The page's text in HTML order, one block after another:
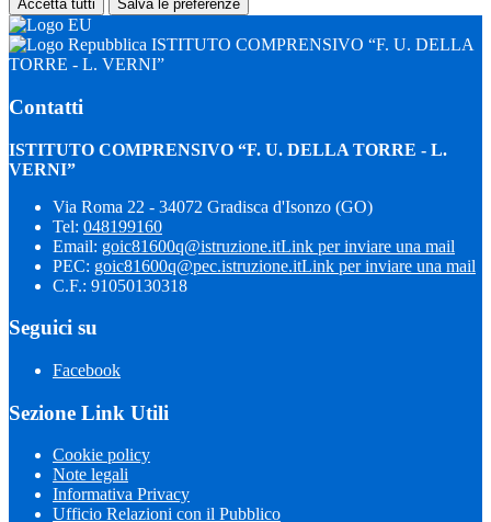
Accetta tutti Salva le preferenze
ISTITUTO COMPRENSIVO “F. U. DELLA
TORRE - L. VERNI”
Contatti
ISTITUTO COMPRENSIVO “F. U. DELLA TORRE - L.
VERNI”
Via Roma 22 - 34072 Gradisca d'Isonzo (GO)
Tel: 048199160
Email: goic81600q@istruzione.itLink per inviare una mail
PEC: goic81600q@pec.istruzione.itLink per inviare una mail
C.F.: 91050130318
Seguici su
Facebook
Sezione Link Utili
Cookie policy
Note legali
Informativa Privacy
Ufficio Relazioni con il Pubblico